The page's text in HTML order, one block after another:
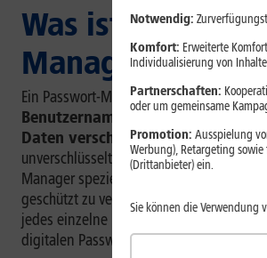
Was ist ein
Manager?
Ein Passwort-Manager ist eine Software,
Benutzernamen, Passwörter und
Daten verschlüsselt speichert. Im
unverschlüsselten Notizen oder Tabellen
Manager speziell darauf ausgelegt,
geschützt zu verwalten. Du musst Dir
jedes einzelne Passwort merken,
digitalen Passwort-Tresor mit einem
Notwendig:
Komfort: Erweiterte
Individualisierung von
Partnerschaften:
oder um gemeinsame
Promotion: Ausspielung
Werbung), Retargeting
(Drittanbieter) ein.
Sie können die Verwendung